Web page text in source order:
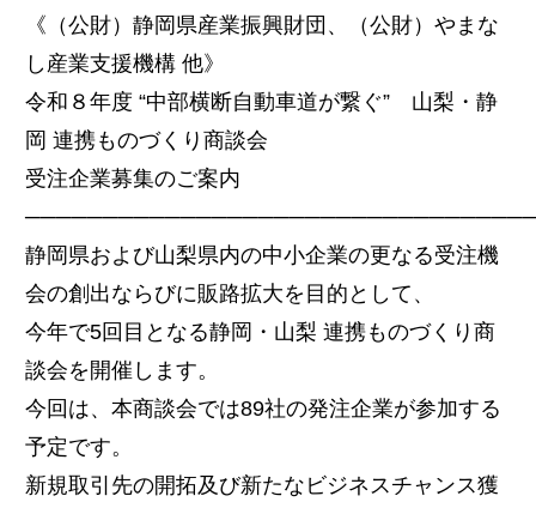
《（公財）静岡県産業振興財団、（公財）やまな
し産業支援機構 他》
令和８年度 “中部横断自動車道が繋ぐ” 山梨・静
岡 連携ものづくり商談会
受注企業募集のご案内
静岡県および山梨県内の中小企業の更なる受注機
会の創出ならびに販路拡大を目的として、
今年で5回目となる静岡・山梨 連携ものづくり商
談会を開催します。
今回は、本商談会では89社の発注企業が参加する
予定です。
新規取引先の開拓及び新たなビジネスチャンス獲